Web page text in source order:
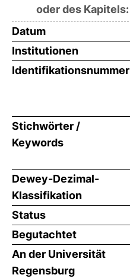
oder des Kapitels:
Datum
Institutionen
Identifikationsnummer
Stichwörter /
Keywords
Dewey-Dezimal-
Klassifikation
Status
Begutachtet
An der Universität
Regensburg